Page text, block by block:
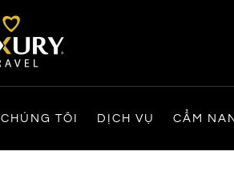
CHÚNG TÔI DỊCH VỤ CẨM